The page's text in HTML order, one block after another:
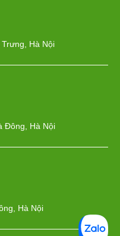
Hà Nội
Đông, Hà Nội
Hà Nội